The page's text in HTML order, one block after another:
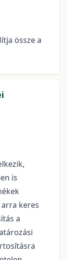
össze a
is
keres
a